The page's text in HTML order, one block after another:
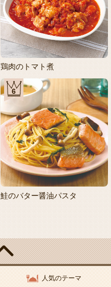
鶏肉のトマト煮
6
鮭のバター醤油パスタ
人気のテーマ